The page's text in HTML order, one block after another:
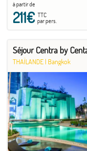
à partir de
211€TTC
par pers.
Séjour Centra by
THAÏLANDE | Bangkok